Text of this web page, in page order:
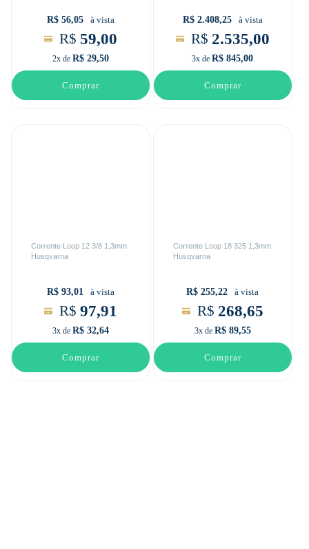
R$ 56,05 à vista
R$ 59,00
2x de R$ 29,50
Comprar
R$ 2.408,25 à vista
R$ 2.535,00
3x de R$ 845,00
Comprar
Corrente Loop 12 3/8 1,3mm
Husqvarna
R$ 93,01 à vista
R$ 97,91
3x de R$ 32,64
Comprar
Corrente Loop 18 325 1,3mm
Husqvarna
R$ 255,22 à vista
R$ 268,65
3x de R$ 89,55
Comprar